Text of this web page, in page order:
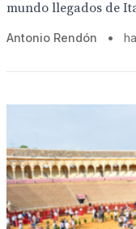
mundo llegados de
Antonio Rendón •